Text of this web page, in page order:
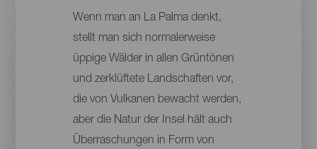
Wenn man an La Palma denkt,
stellt man sich normalerweise
üppige Wälder in allen Grüntönen
und zerklüftete Landschaften vor,
die von Vulkanen bewacht werden,
aber die Natur der Insel hält auch
Überraschungen in Form von